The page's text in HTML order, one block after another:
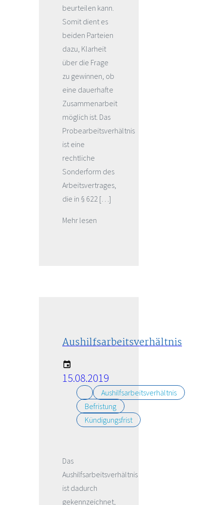
beurteilen kann.
Somit dient es
beiden Parteien
dazu, Klarheit
über die Frage
zu gewinnen, ob
eine dauerhafte
Zusammenarbeit
möglich ist. Das
Probearbeitsverhältnis
ist eine
rechtliche
Sonderform des
Arbeitsvertrages,
die in § 622 […]
Mehr lesen
Aushilfsarbeitsverhältnis
15.08.2019
Aushilfsarbeitsverhältnis
Befristung
Kündigungsfrist
Das
Aushilfsarbeitsverhältnis
ist dadurch
gekennzeichnet,